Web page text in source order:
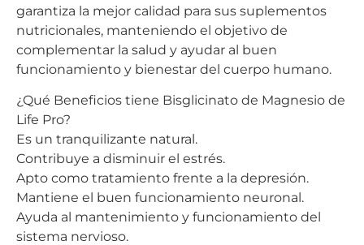
garantiza la mejor calidad para sus suplementos
nutricionales, manteniendo el objetivo de
complementar la salud y ayudar al buen
funcionamiento y bienestar del cuerpo humano.
¿Qué Beneficios tiene Bisglicinato de Magnesio de
Life Pro?
Es un tranquilizante natural.
Contribuye a disminuir el estrés.
Apto como tratamiento frente a la depresión.
Mantiene el buen funcionamiento neuronal.
Ayuda al mantenimiento y funcionamiento del
sistema nervioso.